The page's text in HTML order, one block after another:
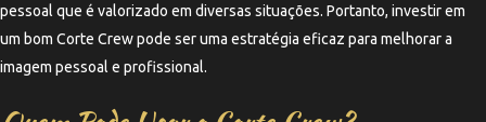
pessoal que é valorizado em diversas situações. Portanto, investir em
um bom Corte Crew pode ser uma estratégia eficaz para melhorar a
imagem pessoal e profissional.